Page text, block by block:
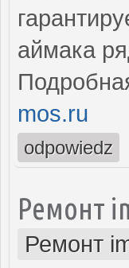
аймака
mos.ru
odpowiedz
Ремонт
Ремонт